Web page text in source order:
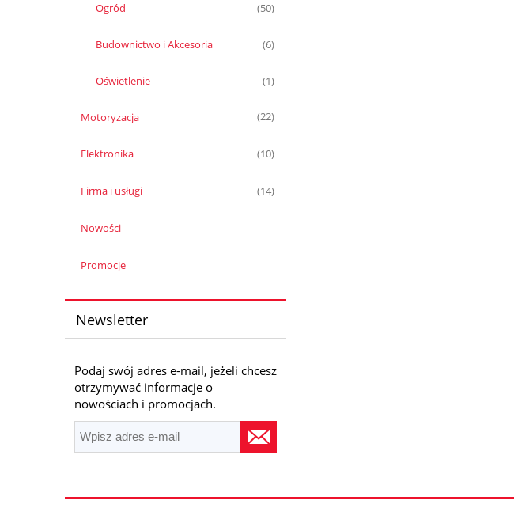
Ogród (50)
Budownictwo i Akcesoria (6)
Oświetlenie (1)
Motoryzacja (22)
Elektronika (10)
Firma i usługi (14)
Nowości
Promocje
Newsletter
Podaj swój adres e-mail, jeżeli chcesz
otrzymywać informacje o
nowościach i promocjach.